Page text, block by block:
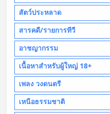
สัตว์ประหลาด
สารคดี/รายการทีวี
อาชญากรรม
เนื้อหาสำหรับผู้ใหญ่ 18+
เพลง วงดนตรี
เหนือธรรมชาติ